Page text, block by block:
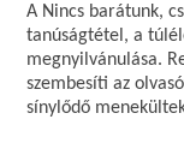
A Nincs barátunk,
tanúságtétel, a
megnyilvánulása.
szembesíti az
sínylődő